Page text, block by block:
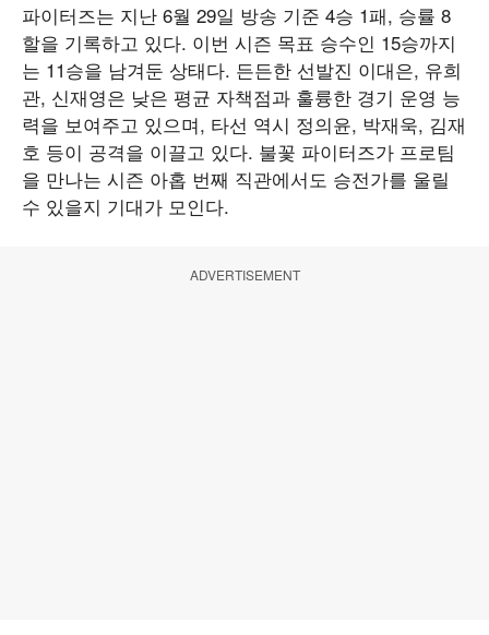
파이터즈는 지난 6월 29일 방송 기준 4승 1패, 승률 8
할을 기록하고 있다. 이번 시즌 목표 승수인 15승까지
는 11승을 남겨둔 상태다. 든든한 선발진 이대은, 유희
관, 신재영은 낮은 평균 자책점과 훌륭한 경기 운영 능
력을 보여주고 있으며, 타선 역시 정의윤, 박재욱, 김재
호 등이 공격을 이끌고 있다. 불꽃 파이터즈가 프로팀
을 만나는 시즌 아홉 번째 직관에서도 승전가를 울릴
수 있을지 기대가 모인다.
ADVERTISEMENT